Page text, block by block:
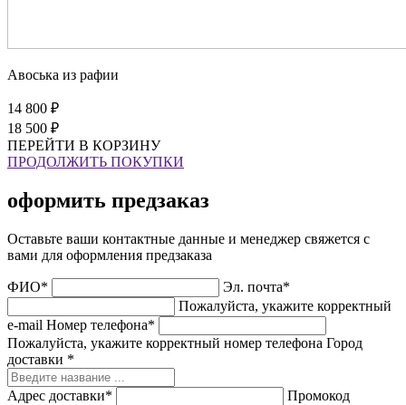
Авоська из рафии
14 800 ₽
18 500 ₽
ПЕРЕЙТИ В КОРЗИНУ
ПРОДОЛЖИТЬ ПОКУПКИ
оформить предзаказ
Оставьте ваши контактные данные и менеджер свяжется с
вами для оформления предзаказа
ФИО*
Эл. почта*
Пожалуйста, укажите корректный
e-mail Номер телефона*
Пожалуйста, укажите корректный номер телефона Город
доставки *
Адрес доставки*
Промокод